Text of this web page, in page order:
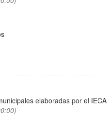
elaboradas por el IECA